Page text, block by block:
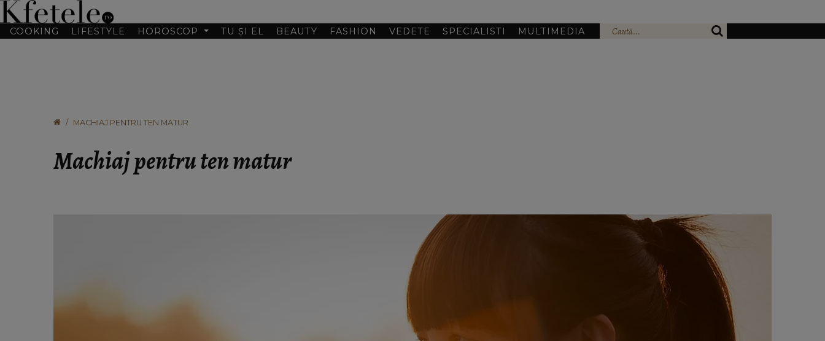
COOKING LIFESTYLE HOROSCOP TU ȘI EL BEAUTY FASHION VEDETE SPECIALISTI MULTIMEDIA
MACHIAJ PENTRU TEN MATUR
Machiaj pentru ten matur